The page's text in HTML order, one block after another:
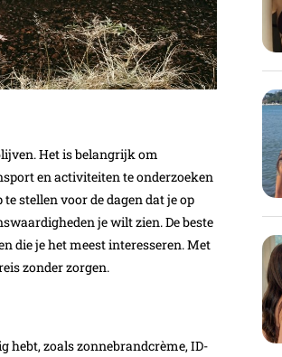
Het is belangrijk om
en activiteiten te onderzoeken
stellen voor de dagen dat je op
je wilt zien. De beste
die je het meest interesseren. Met
zonder zorgen.
hebt, zoals zonnebrandcrème, ID-